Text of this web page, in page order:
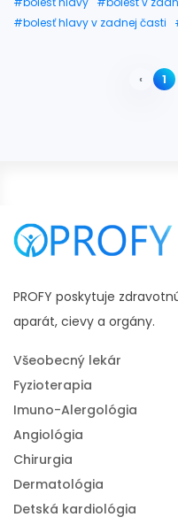
#bolesť hlavy v zadnej časti
#bolest hlavy vzadu na dotyk
‹ 1
PROFY poskytuje
aparát, cievy a orgány.
Všeobecný lekár
Fyzioterapia
Imuno-Alergológia
Angiológia
Chirurgia
Dermatológia
Detská kardiológia